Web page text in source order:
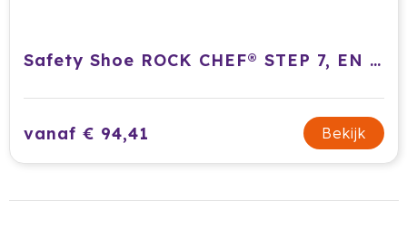
Safety Shoe ROCK CHEF® STEP 7, EN ISO 20345:2011, S1-SRC , 1 Pair / Pack
vanaf € 94,41 Bekijk